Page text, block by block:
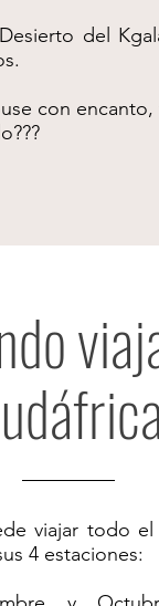
del
con encanto,
viajar todo
4 estaciones: